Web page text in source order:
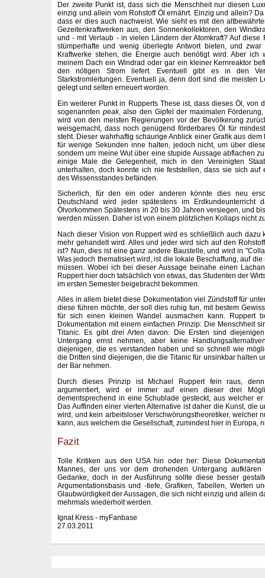
Der zweite Punkt ist, dass sich die Menschheit nur diesen
einzig und allein vom Rohstoff Öl ernährt. Einzig und allein?
dass er dies auch nachweist. Wie sieht es mit den
Gezeitenkraftwerken aus, den Sonnenkollektoren, den
und - mit Verlaub - in vielen Ländern der Atomkraft? Auf diese
stümperhafte und wenig überlegte Antwort bieten, und
Kraftwerke stehen, die Energie auch benötigt wird. Aber ich
meinem Dach ein Windrad oder gar ein kleiner Kernreaktor
den nötigen Strom liefert. Eventuell gibt es in den
Starkstromleitungen. Eventuell ja, denn dort sind die meisten
gelegt und selten erneuert worden.
Ein weiterer Punkt in Rupperts These ist, dass dieses Öl, von
sogenannten peak, also den Gipfel der maximalen
wird von den meisten Regierungen vor der Bevölkerung
weisgemacht, dass noch genügend förderbares Öl für
steht. Dieser wahrhaftig schaurige Anblick einer Grafik aus
für wenige Sekunden inne halten, jedoch nicht, um über
sondern um meine Wut über eine stupide Aussage abflachen
einige Male die Gelegenheit, mich in den Vereinigten
unterhalten, doch konnte ich nie feststellen, dass sie sich auf
des Wissensstandes befänden.
Sicherlich, für den ein oder anderen könnte dies neu
Deutschland wird jeder spätestens im Erdkundeunterricht
Ölvorkommen Spätestens in 20 bis 30 Jahren versiegen, und
werden müssen. Daher ist von einem plötzlichen Kollaps nicht
Nach dieser Vision von Ruppert wird es schließlich auch dazu
mehr gehandelt wird. Alles und jeder wird sich auf den
ist? Nun, dies ist eine ganz andere Baustelle, und wird in
Was jedoch thematisiert wird, ist die lokale Beschaffung, auf
müssen. Wobei ich bei dieser Aussage beinahe einen
Ruppert hier doch tatsächlich von etwas, das Studenten der
im ersten Semester beigebracht bekommen.
Alles in allem bietet diese Dokumentation viel Zündstoff für
diese führen möchte, der soll dies ruhig tun, mit bestem
für sich einen kleinen Wandel ausmachen kann. Ruppert
Dokumentation mit einem einfachen Prinzip: Die Menschheit
Titanic. Es gibt drei Arten davon: Die Ersten sind
Untergang ernst nehmen, aber keine
diejenigen, die es verstanden haben und so schnell wie
die Dritten sind diejenigen, die die Titanic für unsinkbar halten
der Bar nehmen.
Durch dieses Prinzip ist Michael Ruppert fein raus,
argumentiert, wird er immer auf einen dieser drei
dementsprechend in eine Schublade gesteckt, aus welcher
Das Auffinden einer vierten Alternative ist daher die Kunst, die
wird, und kein arbeitsloser Verschwörungstheoretiker, welcher
kann, aus welchem die Gesellschaft, zumindest hier in Europa,
Fazit
Tolle Kritiken aus den USA hin oder her: Diese
Mannes, der uns vor dem drohenden Untergang
Gedanke, doch in der Ausführung sollte diese besser
Argumentationsbasis und -tiefe, Grafiken, Tabellen, Werten
Glaubwürdigkeit der Aussagen, die sich nicht einzig und allein
mehrmals wiederholt werden.
Ignat Kress - myFanbase
27.03.2011